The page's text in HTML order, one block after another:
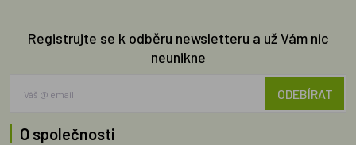
Registrujte se k odběru newsletteru a už Vám nic
neunikne
ODEBÍRAT
O společnosti